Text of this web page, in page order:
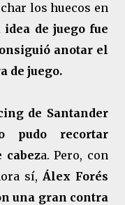
los huecos en
idea de juego fue
anotar el
de juego.
de Santander
pudo recortar
cabeza. Pero, con
sí,Álex Forés
una gran contra